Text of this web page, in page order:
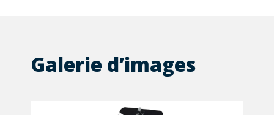
Galerie d’images